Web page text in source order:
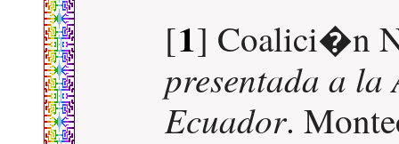
[1] Coalici�n
presentada a la
Ecuador.